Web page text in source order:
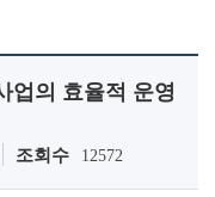
업의 효율적 운영
조회수 12572